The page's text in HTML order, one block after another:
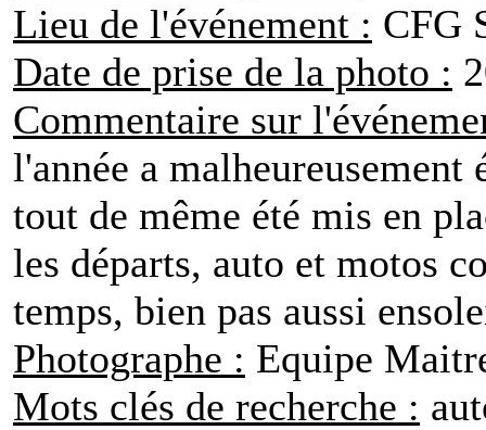
Lieu de l'événement : CFG
Date de prise de la photo :
Commentaire sur
l'année a
tout de même été mis en
les départs, auto et motos
temps, bien pas aussi
Photographe : Equipe
Mots clés de recherche :